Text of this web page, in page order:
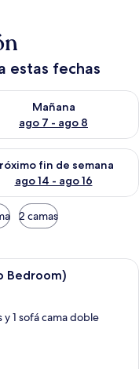
estas fechas
6 - ago 7
Mañana
ago 7 - ago 8
la disponibilidad
de semana ago 7 -
fin de semana
ago 14 - ago 16
la disponibilidad
2 camas
amplio con una gran mesa
Bedroom)
y 1 sofá cama doble